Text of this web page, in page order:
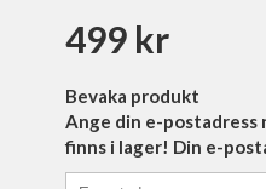
499 kr
Bevaka produkt
Ange din e-postadress
finns i lager! Din e-